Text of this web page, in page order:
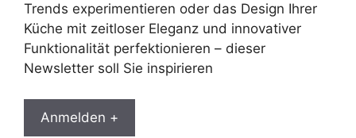
Trends experimentieren oder das Design Ihrer
Küche mit zeitloser Eleganz und innovativer
Funktionalität perfektionieren – dieser
Newsletter soll Sie inspirieren
Anmelden +